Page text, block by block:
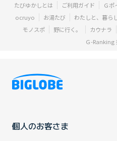
たびゆかしとは ご利用ガイド Ｇポ
ocruyo
お湯たび わたしと、暮らし
モノスポ
野に行く。 カウナラ
Ｇ-Ranking
個人のお客さま